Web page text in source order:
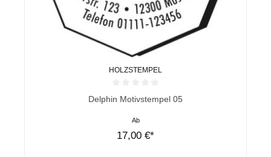
HOLZSTEMPEL
Durchschnittliche Bewertung von 0 von 5 Sternen
Delphin Motivstempel 05
Ab
17,00 €*